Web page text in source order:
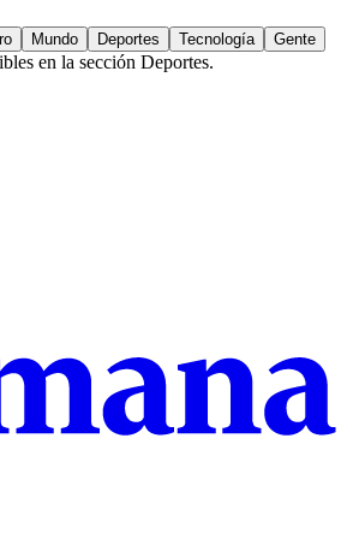
Mundo Deportes Tecnología Gente
en la sección Deportes.